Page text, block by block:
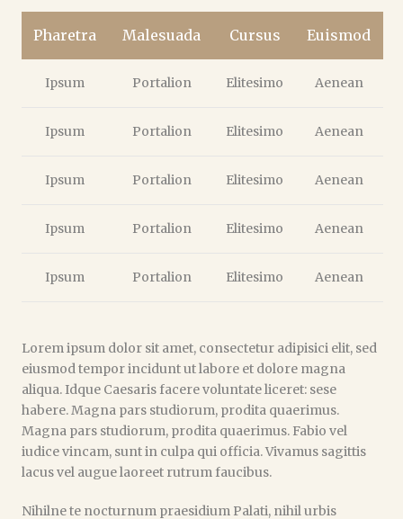
Pharetra Malesuada Cursus Euismod
Ipsum Portalion Elitesimo Aenean
Ipsum Portalion Elitesimo Aenean
Ipsum Portalion Elitesimo Aenean
Ipsum Portalion Elitesimo Aenean
Ipsum Portalion Elitesimo Aenean
Lorem ipsum dolor sit amet, consectetur adipisici elit, sed
eiusmod tempor incidunt ut labore et dolore magna
aliqua. Idque Caesaris facere voluntate liceret: sese
habere. Magna pars studiorum, prodita quaerimus.
Magna pars studiorum, prodita quaerimus. Fabio vel
iudice vincam, sunt in culpa qui officia. Vivamus sagittis
lacus vel augue laoreet rutrum faucibus.
Nihilne te nocturnum praesidium Palati, nihil urbis